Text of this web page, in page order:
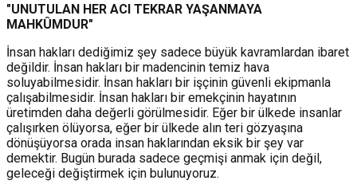
"UNUTULAN HER ACI TEKRAR YAŞANMAYA
MAHKÛMDUR"
İnsan hakları dediğimiz şey sadece büyük kavramlardan ibaret
değildir. İnsan hakları bir madencinin temiz hava
soluyabilmesidir. İnsan hakları bir işçinin güvenli ekipmanla
çalışabilmesidir. İnsan hakları bir emekçinin hayatının
üretimden daha değerli görülmesidir. Eğer bir ülkede insanlar
çalışırken ölüyorsa, eğer bir ülkede alın teri gözyaşına
dönüşüyorsa orada insan haklarından eksik bir şey var
demektir. Bugün burada sadece geçmişi anmak için değil,
geleceği değiştirmek için bulunuyoruz.